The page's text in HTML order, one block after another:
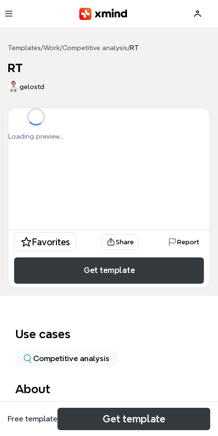
Templates/Work/Competitive analysis/RT
RT
gelostd
Loading preview...
Favorites Share Report
Get template
Use cases
Competitive analysis
About
Этот шаблон RT (Rank Tracker) в Xmind
представляет собой подробную mind map для
Free template Get template